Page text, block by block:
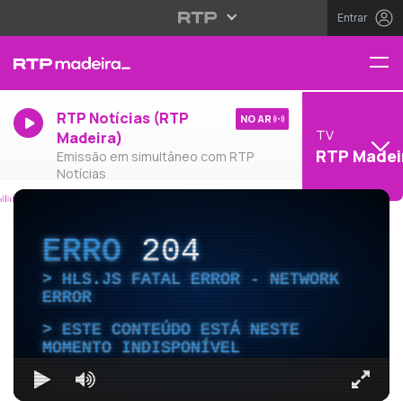
Entrar
RTP Notícias (RTP
Madeira)
Emissão em simultâneo com RTP
Notícias
NO AR
TV
RTP
ERRO204
HLS.JS FATAL ERROR - NETWORK
ERROR
ESTE CONTEÚDO ESTÁ NESTE
MOMENTO INDISPONÍVEL